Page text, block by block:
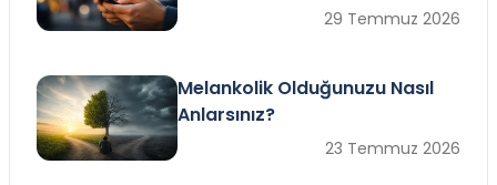
29 Temmuz 2026
Melankolik Olduğunuzu Nasıl
Anlarsınız?
23 Temmuz 2026